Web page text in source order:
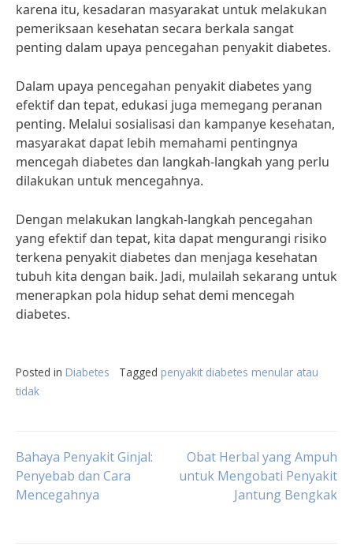
karena itu, kesadaran masyarakat untuk melakukan
pemeriksaan kesehatan secara berkala sangat
penting dalam upaya pencegahan penyakit diabetes.
Dalam upaya pencegahan penyakit diabetes yang
efektif dan tepat, edukasi juga memegang peranan
penting. Melalui sosialisasi dan kampanye kesehatan,
masyarakat dapat lebih memahami pentingnya
mencegah diabetes dan langkah-langkah yang perlu
dilakukan untuk mencegahnya.
Dengan melakukan langkah-langkah pencegahan
yang efektif dan tepat, kita dapat mengurangi risiko
terkena penyakit diabetes dan menjaga kesehatan
tubuh kita dengan baik. Jadi, mulailah sekarang untuk
menerapkan pola hidup sehat demi mencegah
diabetes.
Posted in Diabetes Tagged penyakit diabetes menular atau
tidak
Post
navigation
Bahaya Penyakit Ginjal:
Penyebab dan Cara
Mencegahnya
Obat Herbal yang Ampuh
untuk Mengobati Penyakit
Jantung Bengkak